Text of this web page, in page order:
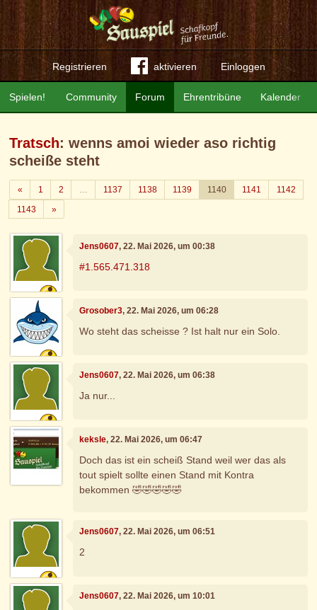
Registrieren aktivieren Einloggen
Community Forum Ehrentribüne Kalender
Spielen!
Tratsch: wenns amoi wieder aso richtig
scheiße steht
«Zurück
1 2 … 1137 1138 1139 1140 1141
1142
1143
»Weiter
Jens0607, 22. Mai 2026, um 00:38
#1.565.471.318
Grosober3, 22. Mai 2026, um 06:28
Wo steht das scheisse ? Ist halt nur ein Solo.
Jens0607, 22. Mai 2026, um 06:38
Ja nur...
keksle, 22. Mai 2026, um 06:47
Doch das ist ein scheiß Stand weil wer das als
tout spielt sollte einen Stand mit Kontra
bekommen 🤣🤣🤣🤣🤣
Jens0607, 22. Mai 2026, um 06:51
2
Jens0607, 22. Mai 2026, um 10:01